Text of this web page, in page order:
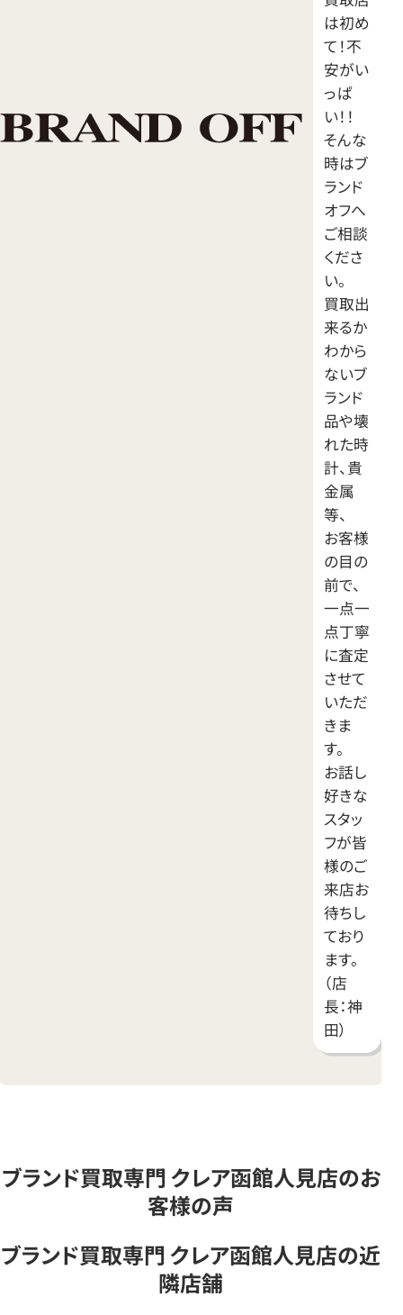
は初め
て！不
安がい
っぱ
い！！
そんな
時はブ
ランド
オフへ
ご相談
くださ
い。
買取出
来るか
わから
ないブ
ランド
品や壊
れた時
計、貴
金属
等、
お客様
の目の
前で、
一点一
点丁寧
に査定
させて
いただ
きま
す。
お話し
好きな
スタッ
フが皆
様のご
来店お
待ちし
ており
ます。
（店
長：神
田）
ブランド買取専門 クレア函館人見店のお
客様の声
ブランド買取専門 クレア函館人見店の近
隣店舗